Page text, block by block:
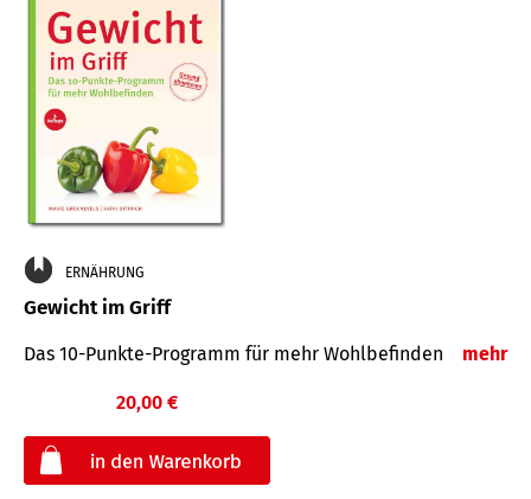
ERNÄHRUNG
Gewicht im Griff
Das 10-Punkte-Programm für mehr Wohlbefinden mehr
20,00 €